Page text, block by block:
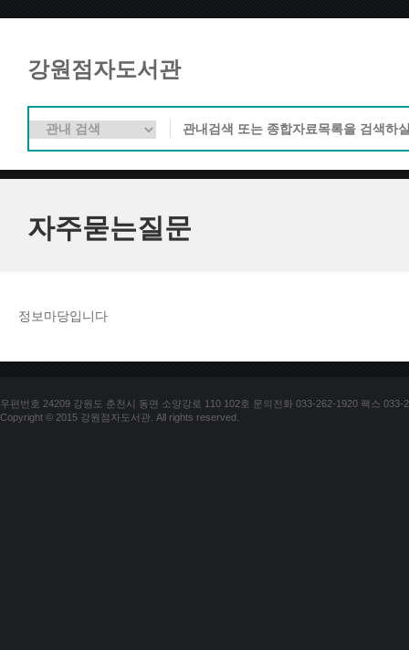
강원점자도서관
자주묻는질문
정보마당입니다
우편번호 24209 강원도 춘천시 동면 소양강로 110 102호 문의전화 033-262-1920 팩스 033-
Copyright © 2015 강원점자도서관. All rights reserved.